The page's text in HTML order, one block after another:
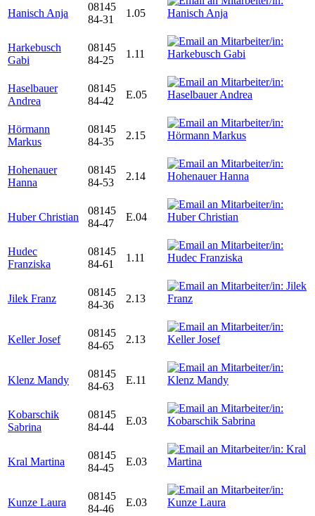
Hanisch Anja
08145
84-31
1.05
Harkebusch
Gabi
08145
84-25
1.11
Haselbauer
Andrea
08145
84-42
E.05
Hörmann
Markus
08145
84-35
2.15
Hohenauer
Hanna
08145
84-53
2.14
Huber Christian
08145
84-47
E.04
Hudec
Franziska
08145
84-61
1.11
Jilek Franz
08145
84-36
2.13
Keller Josef
08145
84-65
2.13
Klenz Mandy
08145
84-63
E.11
Kobarschik
Sabrina
08145
84-44
E.03
Kral Martina
08145
84-45
E.03
Kunze Laura
08145
84-46
E.03